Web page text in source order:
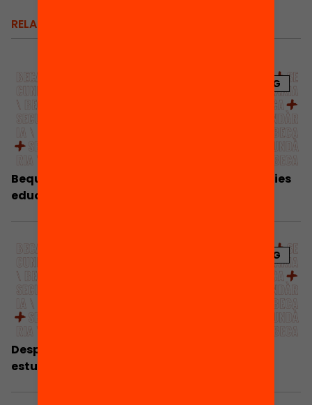
RELACIONATS
BLOG
Beques i orientació per allargar les trajectòries
educatives
BLOG
Després de l’ESO, beques per continuar
estudiant